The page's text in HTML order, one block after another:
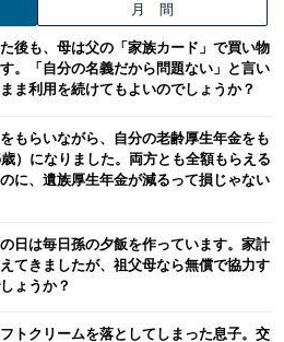
月 間
後も、母は父の「家族カード」で買い物
。「自分の名義だから問題ない」と言い
ま利用を続けてもよいのでしょうか？
もらいながら、自分の老齢厚生年金をも
）になりました。両方とも全額もらえる
に、遺族厚生年金が減るって損じゃない
日は毎日孫の夕飯を作っています。家計
てきましたが、祖父母なら無償で協力す
ょうか？
トクリームを落としてしまった息子。交